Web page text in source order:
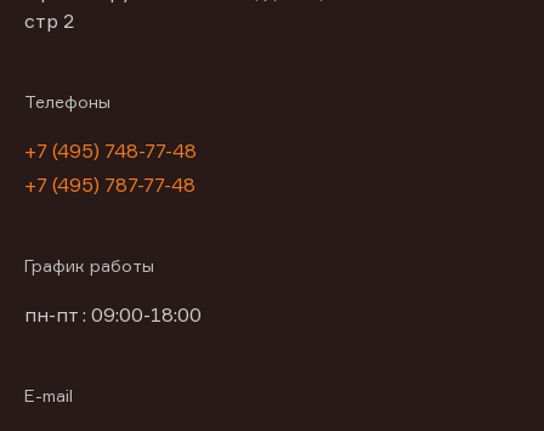
стр 2
Телефоны
+7 (495) 748-77-48
+7 (495) 787-77-48
График работы
пн-пт : 09:00-18:00
E-mail